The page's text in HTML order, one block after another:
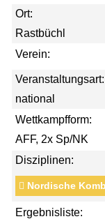
Ort:
Rastbüchl
Verein:
Veranstaltungsart:
national
Wettkampfform:
AFF, 2x Sp/NK
Disziplinen:
Nordische
Ergebnisliste: